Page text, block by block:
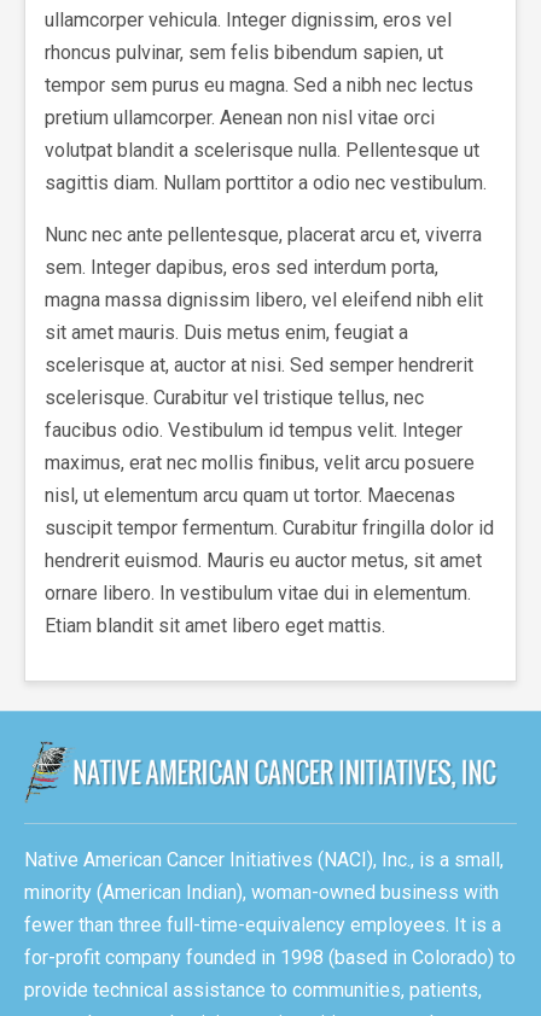
ullamcorper vehicula. Integer dignissim, eros vel
rhoncus pulvinar, sem felis bibendum sapien, ut
tempor sem purus eu magna. Sed a nibh nec lectus
pretium ullamcorper. Aenean non nisl vitae orci
volutpat blandit a scelerisque nulla. Pellentesque ut
sagittis diam. Nullam porttitor a odio nec vestibulum.
Nunc nec ante pellentesque, placerat arcu et, viverra
sem. Integer dapibus, eros sed interdum porta,
magna massa dignissim libero, vel eleifend nibh elit
sit amet mauris. Duis metus enim, feugiat a
scelerisque at, auctor at nisi. Sed semper hendrerit
scelerisque. Curabitur vel tristique tellus, nec
faucibus odio. Vestibulum id tempus velit. Integer
maximus, erat nec mollis finibus, velit arcu posuere
nisl, ut elementum arcu quam ut tortor. Maecenas
suscipit tempor fermentum. Curabitur fringilla dolor id
hendrerit euismod. Mauris eu auctor metus, sit amet
ornare libero. In vestibulum vitae dui in elementum.
Etiam blandit sit amet libero eget mattis.
Native American Cancer Initiatives (NACI), Inc., is a small,
minority (American Indian), woman-owned business with
fewer than three full-time-equivalency employees. It is a
for-profit company founded in 1998 (based in Colorado) to
provide technical assistance to communities, patients,